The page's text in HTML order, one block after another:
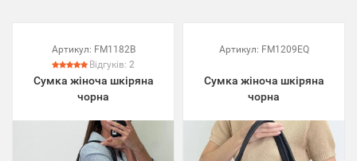
Артикул: FM1182B
Відгуків: 2
Сумка жіноча шкіряна
чорна
Артикул: FM1209EQ
Сумка жіноча шкіряна
чорна